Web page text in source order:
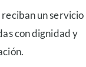
reciban un servicio
con dignidad y